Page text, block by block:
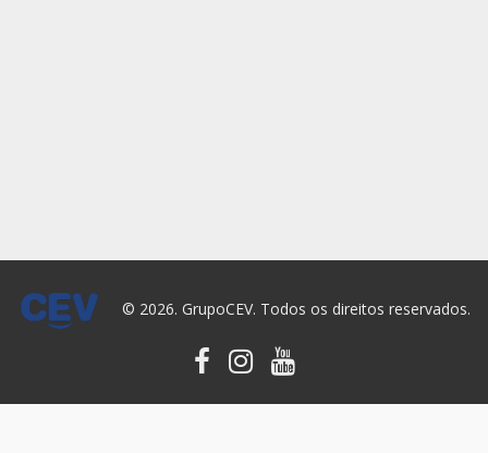
© 2026. GrupoCEV. Todos os direitos reservados.